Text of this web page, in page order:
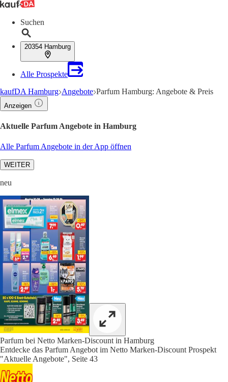
Suchen
20354 Hamburg
Alle Prospekte
kaufDA Hamburg Angebote Parfum Hamburg: Angebote & Preis
Anzeigen
Aktuelle Parfum Angebote in Hamburg
Alle Parfum Angebote in der App öffnen
WEITER
neu
Parfum bei Netto Marken-Discount in Hamburg
Entdecke das Parfum Angebot im Netto Marken-Discount Prospekt
"Aktuelle Angebote", Seite 43